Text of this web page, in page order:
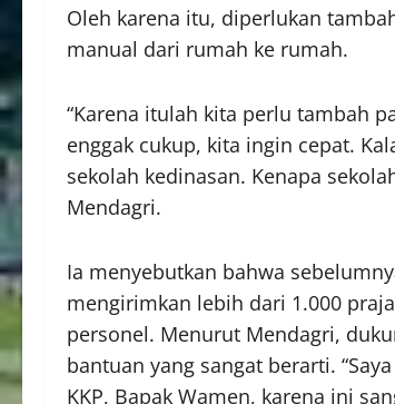
Oleh karena itu, diperlukan
manual dari rumah ke rumah.
“Karena itulah kita perlu tambah
enggak cukup, kita ingin cepat.
sekolah kedinasan. Kenapa
Mendagri.
Ia menyebutkan bahwa
mengirimkan lebih dari 1.000
personel. Menurut Mendagri,
bantuan yang sangat berarti.
KKP, Bapak Wamen, karena ini